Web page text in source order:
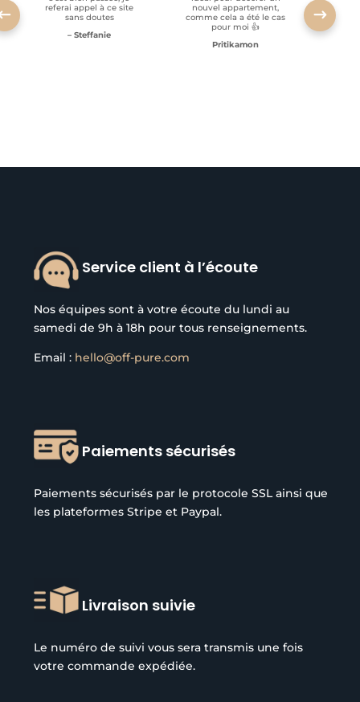
referai appel à ce site
sans doutes
– Steffanie
nouvel appartement,
comme cela a été le cas
pour moi 👍
Pritikamon
Service client à l’écoute
Nos équipes sont à votre écoute du lundi au
samedi de 9h à 18h pour tous renseignements.
Email : hello@off-pure.com
Paiements sécurisés
Paiements sécurisés par le protocole SSL ainsi que
les plateformes Stripe et Paypal.
Livraison suivie
Le numéro de suivi vous sera transmis une fois
votre commande expédiée.